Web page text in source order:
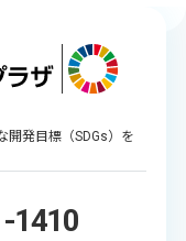
開発目標（SDGs）を
1410